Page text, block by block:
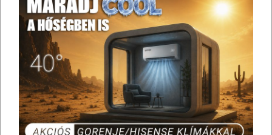
d=110mm
SAP:
Gyártói cikkszám:
367.780.16.1
Nincs raktáron
Nincs raktáron!